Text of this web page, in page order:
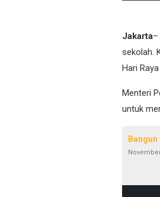
Jakarta–
sekolah.
Hari
Menteri
untuk